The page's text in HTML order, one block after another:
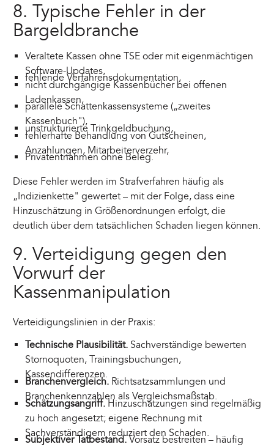
8. Typische Fehler in der
Bargeldbranche
Veraltete Kassen ohne TSE oder mit eigenmächtigen
Software-Updates,
fehlende Verfahrensdokumentation,
nicht durchgängige Kassenbücher bei offenen
Ladenkassen,
parallele Schattenkassensysteme („zweites
Kassenbuch"),
unstrukturierte Trinkgeldbuchung,
fehlerhafte Behandlung von Gutscheinen,
Anzahlungen, Mitarbeiterverzehr,
Privatentnahmen ohne Beleg.
Diese Fehler werden im Strafverfahren häufig als
„Indizienkette" gewertet – mit der Folge, dass eine
Hinzuschätzung in Größenordnungen erfolgt, die
deutlich über dem tatsächlichen Schaden liegen können.
9. Verteidigung gegen den
Vorwurf der
Kassenmanipulation
Verteidigungslinien in der Praxis:
Technische Plausibilität.Sachverständige bewerten
Stornoquoten, Trainingsbuchungen,
Kassendifferenzen.
Branchenvergleich.Richtsatzsammlungen und
Branchenkennzahlen als Vergleichsmaßstab.
Schätzungsangriff.Hinzuschätzungen sind regelmäßig
zu hoch angesetzt; eigene Rechnung mit
Sachverständigem reduziert den Schaden.
Subjektiver Tatbestand.Vorsatz bestreiten – häufig